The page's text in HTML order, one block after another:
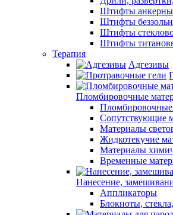
Штифты
Штифты
Штифты
Штифты
Терапия
Адгезивы
Пломбировочные
Сопутствующие
Материалы
Жидкотекучие
Материалы
Временные
Нанесение,
Аппликаторы
Блокноты,